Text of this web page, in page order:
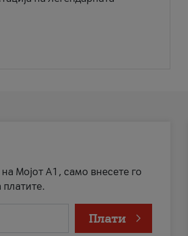
Мојот А1, само внесете го
платите.
Плати